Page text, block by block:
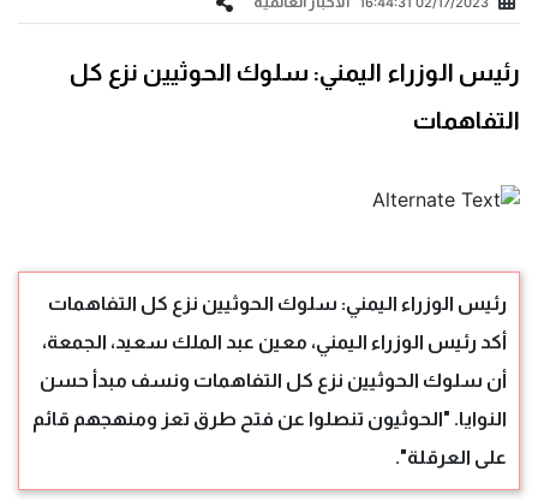
رئيس الوزراء اليمني: سلوك الحوثيين نزع كل
التفاهمات
رئيس الوزراء اليمني: سلوك الحوثيين نزع كل التفاهمات
أكد رئيس الوزراء اليمني، معين عبد الملك سعيد، الجمعة،
أن سلوك الحوثيين نزع كل التفاهمات ونسف مبدأ حسن
النوايا. "الحوثيون تنصلوا عن فتح طرق تعز ومنهجهم قائم
على العرقلة".